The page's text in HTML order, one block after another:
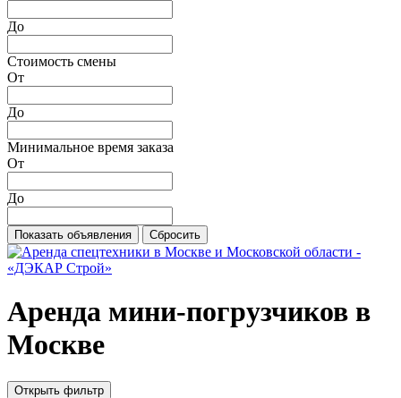
До
Стоимость смены
От
До
Минимальное время заказа
От
До
Аренда мини-погрузчиков в
Москве
Открыть фильтр